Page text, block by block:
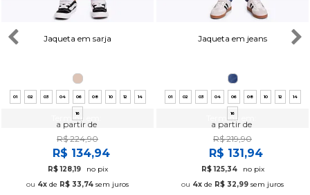
Jaqueta em sarja
01 02 03 04 06 08 10 12 14
16
Termina em:
a partir de
R$ 224,90
R$ 134,94
R$ 128,19
no pix
4x de R$ 33,74 sem juros
Jaqueta em jeans
01 02 03 04 06 08 10 12 14
16
Termina em:
a partir de
R$ 219,90
R$ 131,94
R$ 125,34
no pix
4x de R$ 32,99 sem juros